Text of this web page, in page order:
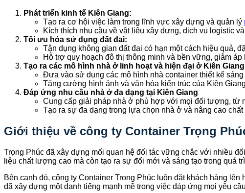
Phát triển kinh tế Kiên Giang:
Tạo ra cơ hội việc làm trong lĩnh vực xây dựng và quản lý
Kích thích nhu cầu về vật liệu xây dựng, dịch vụ logistic
Tối ưu hóa sử dụng đất đai:
Tận dụng không gian đất đai có hạn một cách hiệu quả,
Hỗ trợ quy hoạch đô thị thông minh và bền vững, giảm
Tạo ra các mô hình nhà ở linh hoạt và hiện đại ở Kiên
Đưa vào sử dụng các mô hình nhà container thiết kế
Tăng cường hình ảnh và văn hóa kiến trúc của Kiên
Đáp ứng nhu cầu nhà ở đa dạng tại Kiên Giang
Cung cấp giải pháp nhà ở phù hợp với mọi đối tượng, từ
Tạo ra sự đa dạng trong lựa chọn nhà ở và nâng cao
Giới thiệu về công ty Container Trọng
Trọng Phúc đã xây dựng mối quan hệ đối tác vững chắc với nhiều
liệu chất lượng cao mà còn tạo ra sự đổi mới và sáng tạo trong quá
Bên cạnh đó, công ty Container Trọng Phúc luôn đặt khách hàng
đã xây dựng một danh tiếng mạnh mẽ trong việc đáp ứng mọi yêu